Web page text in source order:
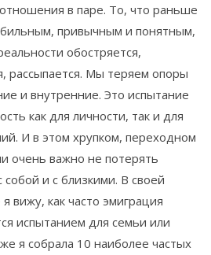
в паре. То, что раньше
привычным и понятным,
обостряется,
рассыпается. Мы теряем опоры
и внутренние. Это испытание
как для личности, так и для
И в этом хрупком, переходном
очень важно не потерять
собой и с близкими. В своей
я вижу, как часто эмиграция
испытанием для семьи или
я собрала 10 наиболее частых